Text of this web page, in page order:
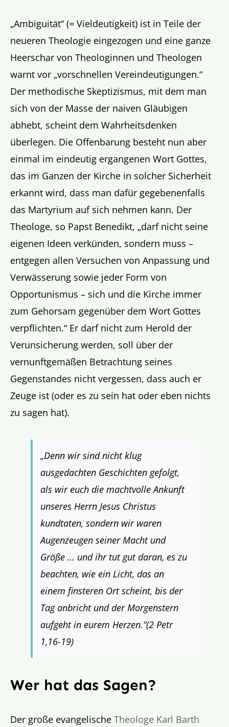
„Ambiguität“ (= Vieldeutigkeit) ist in Teile der
neueren Theologie eingezogen und eine ganze
Heerschar von Theologinnen und Theologen
warnt vor „vorschnellen Vereindeutigungen.“
Der methodische Skeptizismus, mit dem man
sich von der Masse der naiven Gläubigen
abhebt, scheint dem Wahrheitsdenken
überlegen. Die Offenbarung besteht nun aber
einmal im eindeutig ergangenen Wort Gottes,
das im Ganzen der Kirche in solcher Sicherheit
erkannt wird, dass man dafür gegebenenfalls
das Martyrium auf sich nehmen kann. Der
Theologe, so Papst Benedikt, „darf nicht seine
eigenen Ideen verkünden, sondern muss –
entgegen allen Versuchen von Anpassung und
Verwässerung sowie jeder Form von
Opportunismus – sich und die Kirche immer
zum Gehorsam gegenüber dem Wort Gottes
verpflichten.“ Er darf nicht zum Herold der
Verunsicherung werden, soll über der
vernunftgemäßen Betrachtung seines
Gegenstandes nicht vergessen, dass auch er
Zeuge ist (oder es zu sein hat oder eben nichts
zu sagen hat).
„Denn wir sind nicht klug
ausgedachten Geschichten gefolgt,
als wir euch die machtvolle Ankunft
unseres Herrn Jesus Christus
kundtaten, sondern wir waren
Augenzeugen seiner Macht und
Größe … und ihr tut gut daran, es zu
beachten, wie ein Licht, das an
einem finsteren Ort scheint, bis der
Tag anbricht und der Morgenstern
aufgeht in eurem Herzen.“(2 Petr
1,16-19)
Wer hat das Sagen?
Der große evangelische Theologe Karl Barth